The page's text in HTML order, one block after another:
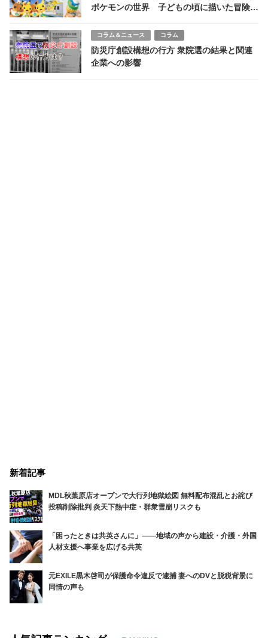
ポケモンの世界 子どもの頃に描いた冒険が
コラム＆ニュース コラム
防災庁創設構想の行方 衆院選の結果と関連
企業への影響
新着記事
MDL秋葉原店オープンで大行列地獄絵図 無料配布混乱とお詫び
投稿削除批判 炎天下熱中症・群衆雪崩リスクも
「困ったときは共英さんに」――地域の声から建設・介護・外国
人材支援へ事業を広げる共英
元EXILE黒木啓司が保護命令違反で逮捕 妻へのDVと脱税背景に
同情の声も